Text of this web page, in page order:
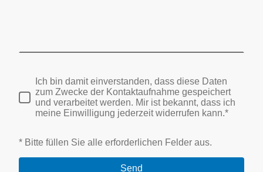
Ich bin damit einverstanden, dass diese Daten
zum Zwecke der Kontaktaufnahme gespeichert
und verarbeitet werden. Mir ist bekannt, dass ich
meine Einwilligung jederzeit widerrufen kann.*
* Bitte füllen Sie alle erforderlichen Felder aus.
Send